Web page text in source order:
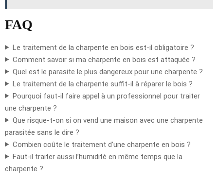
FAQ
Le traitement de la charpente en bois est-il obligatoire ?
Comment savoir si ma charpente en bois est attaquée ?
Quel est le parasite le plus dangereux pour une charpente ?
Le traitement de la charpente suffit-il à réparer le bois ?
Pourquoi faut-il faire appel à un professionnel pour traiter
une charpente ?
Que risque-t-on si on vend une maison avec une charpente
parasitée sans le dire ?
Combien coûte le traitement d’une charpente en bois ?
Faut-il traiter aussi l’humidité en même temps que la
charpente ?